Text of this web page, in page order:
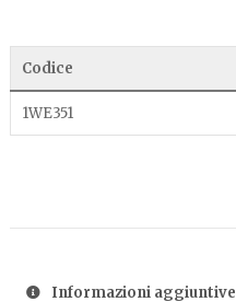
Codice
1WE351
Informazioni aggiuntive